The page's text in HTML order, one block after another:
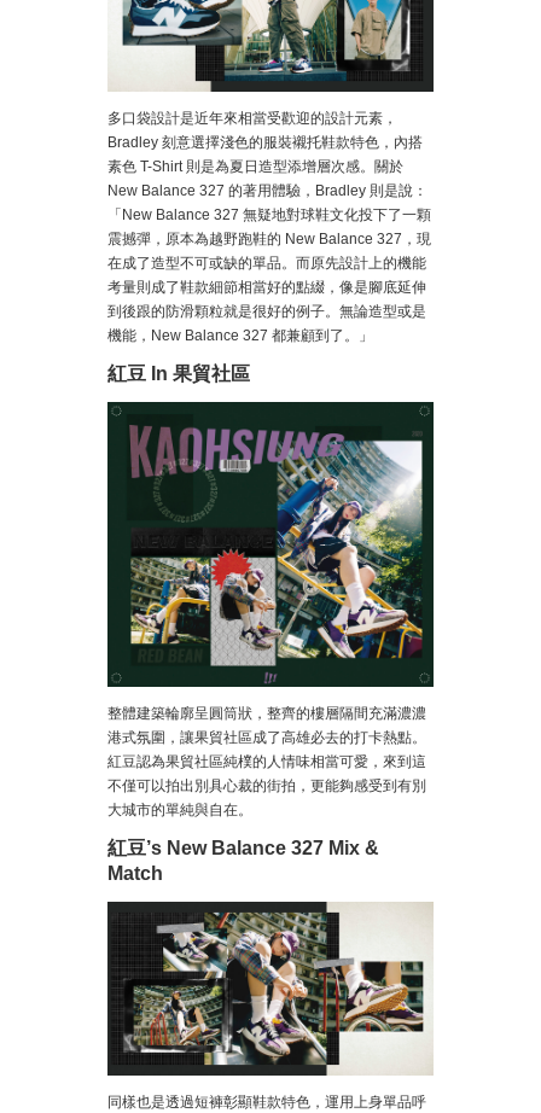
多口袋設計是近年來相當受歡迎的設計元素，
Bradley 刻意選擇淺色的服裝襯托鞋款特色，內搭
素色 T-Shirt 則是為夏日造型添增層次感。關於
New Balance 327 的著用體驗，Bradley 則是說：
「New Balance 327 無疑地對球鞋文化投下了一顆
震撼彈，原本為越野跑鞋的 New Balance 327，現
在成了造型不可或缺的單品。而原先設計上的機能
考量則成了鞋款細節相當好的點綴，像是腳底延伸
到後跟的防滑顆粒就是很好的例子。無論造型或是
機能，New Balance 327 都兼顧到了。」
紅豆 In 果貿社區
整體建築輪廓呈圓筒狀，整齊的樓層隔間充滿濃濃
港式氛圍，讓果貿社區成了高雄必去的打卡熱點。
紅豆認為果貿社區純樸的人情味相當可愛，來到這
不僅可以拍出別具心裁的街拍，更能夠感受到有別
大城市的單純與自在。
紅豆’s New Balance 327 Mix &
Match
同樣也是透過短褲彰顯鞋款特色，運用上身單品呼